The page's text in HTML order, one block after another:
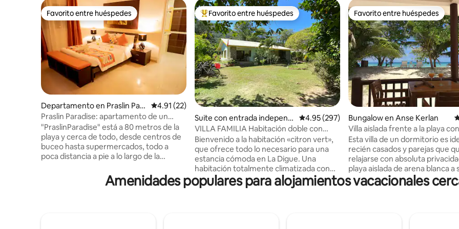
Favorito entre huéspedes
Favorito entre huéspedes
Departamento en Praslin Para
dise
Calificación promedio: 4.91 de 5; 22 evaluaciones
4.91 (22)
Praslin Paradise: apartamento de un
dormitorio - Cote d'Or
"PraslinParadise" está a 80 metros de la
playa y cerca de todo, desde centros de
buceo hasta supermercados, todo a
poca distancia a pie a lo largo de la
habitación tiene ventilador en la sala de
estar y aire acondicionado en el
De los mejores en Favorito entre huéspedes
Favorito entre huéspedes
Suite con entrada independi
ente en La Digue
Calificación promedio: 4.95 de 5; 297
4.95 (297)
VILLA FAMILIA Habitación doble con
baño Lima
Bienvenido a la habitación «citron vert»,
que ofrece todo lo necesario para una
estancia cómoda en La Digue. Una
habitación totalmente climatizada con
baño privado, una pequeña cocina
privada y terraza, rodeada de un
Favorito entre huéspedes
Favorito entre huéspedes
Bungalow en Anse Kerlan
Villa aislada frente a la playa
wifi GRATUITO
Esta villa de un dormitorio es
recién casados y parejas que
relajarse con absoluta
playa aislada de arena blanca a
pasos de la terraza. La villa
por dos de las playas más
llevar y el aeropuerto. La isla de
Amenidades populares para alojamientos vacacionales